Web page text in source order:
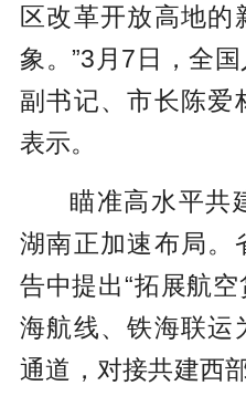
区改革开放高地的
象。”3月7日，全
副书记、市长陈爱
表示。
瞄准高水平共
湖南正加速布局。
告中提出“拓展航
海航线、铁海联运
通道，对接共建西